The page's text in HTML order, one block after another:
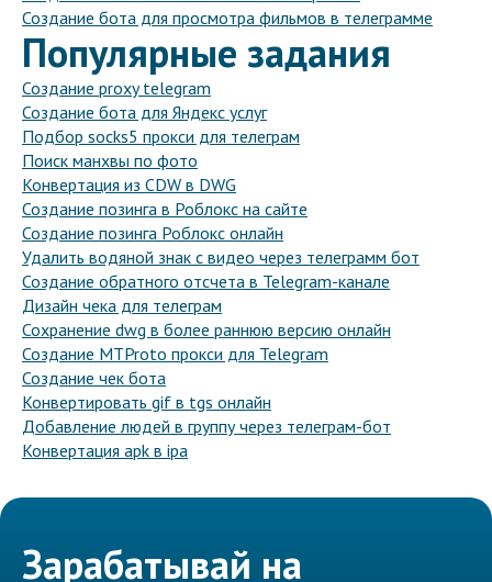
Создание бота для просмотра фильмов в телеграмме
Популярные задания
Создание proxy telegram
Создание бота для Яндекс услуг
Подбор socks5 прокси для телеграм
Поиск манхвы по фото
Конвертация из CDW в DWG
Создание позинга в Роблокс на сайте
Создание позинга Роблокс онлайн
Удалить водяной знак с видео через телеграмм бот
Создание обратного отсчета в Telegram-канале
Дизайн чека для телеграм
Сохранение dwg в более раннюю версию онлайн
Создание MTProto прокси для Telegram
Создание чек бота
Конвертировать gif в tgs онлайн
Добавление людей в группу через телеграм-бот
Конвертация apk в ipa
Зарабатывай на